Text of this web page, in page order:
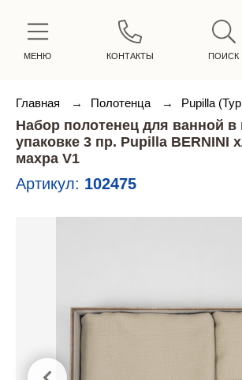
МЕНЮ КОНТАКТЫ ПОИСК
Главная → Полотенца → Pupilla
Набор полотенец для ванной в
упаковке 3 пр. Pupilla BERNINI
махра V1
Артикул: 102475